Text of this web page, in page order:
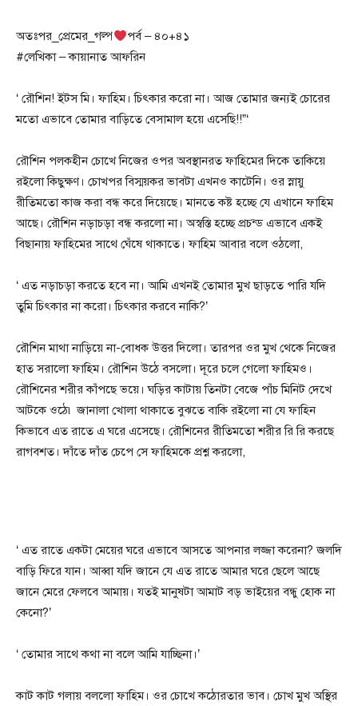
অতঃপর_প্রেমের_গল্প
পর্ব – ৪০+৪১
#লেখিকা – কায়ানাত আফরিন
‘ রৌশিন! ইটস মি। ফাহিম। চিৎকার করো না। আজ তোমার জন্যই চোরের
মতো এভাবে তোমার বাড়িতে বেসামাল হয়ে এসেছি!!”‘
রৌশিন পলকহীন চোখে নিজের ওপর অবস্থানরত ফাহিমের দিকে তাকিয়ে
রইলো কিছুক্ষণ। চোখপর বিস্ময়কর ভাবটা এখনও কাটেনি। ওর স্নায়ু
রীতিমতো কাজ করা বন্ধ করে দিয়েছে। মানতে কষ্ট হচ্ছে যে এখানে ফাহিম
আছে। রৌশিন নড়াচড়া বন্ধ করলো না। অস্বস্তি হচ্ছে প্রচন্ড এভাবে একই
বিছানায় ফাহিমের সাথে ঘেঁষে থাকাতে। ফাহিম আবার বলে ওঠলো,
‘ এত নড়াচড়া করতে হবে না। আমি এখনই তোমার মুখ ছাড়তে পারি যদি
তুমি চিৎকার না করো। চিৎকার করবে নাকি?’
রৌশিন মাথা নাড়িয়ে না-বোধক উত্তর দিলো। তারপর ওর মুখ থেকে নিজের
হাত সরালো ফাহিম। রৌশিন উঠে বসলো। দূরে চলে গেলো ফাহিমও।
রৌশিনের শরীর কাঁপছে ভয়ে। ঘড়ির কাটায় তিনটা বেজে পাঁচ মিনিট দেখে
আটকে ওঠে৷ জানালা খোলা থাকাতে বুঝতে বাকি রইলো না যে ফাহিন
কিভাবে এত রাতে এ ঘরে এসেছে। রৌশিনের রীতিমতো শরীর রি রি করছে
রাগবশত। দাঁতে দাঁত চেপে সে ফাহিমকে প্রশ্ন করলো,
‘ এত রাতে একটা মেয়ের ঘরে এভাবে আসতে আপনার লজ্জা করেনা? জলদি
বাড়ি ফিরে যান। আব্বা যদি জানে যে এত রাতে আমার ঘরে ছেলে আছে
জানে মেরে ফেলবে আমায়। যতই মানুষটা আমাট বড় ভাইয়ের বন্ধু হোক না
কেনো?’
‘ তোমার সাথে কথা না বলে আমি যাচ্ছিনা।’
কাট কাট গলায় বললো ফাহিম। ওর চোখে কঠোরতার ভাব। চোখ মুখ অস্থির